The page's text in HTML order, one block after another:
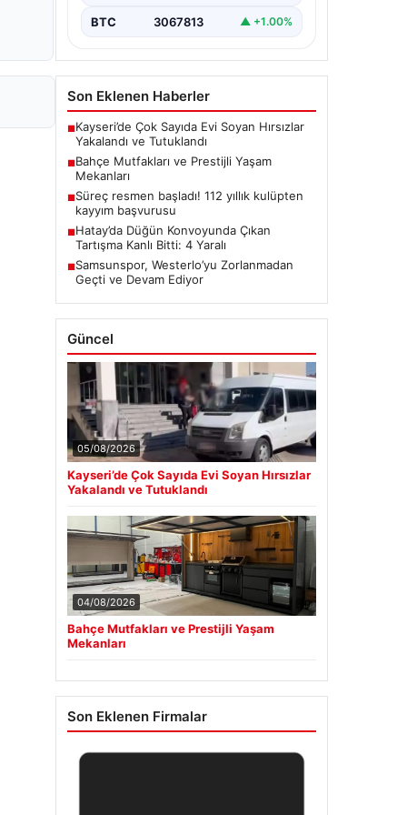
BTC 3067813 ▲ +1.00%
Son Eklenen Haberler
■Kayseri’de Çok Sayıda Evi Soyan Hırsızlar
Yakalandı ve Tutuklandı
■Bahçe Mutfakları ve Prestijli Yaşam
Mekanları
■Süreç resmen başladı! 112 yıllık kulüpten
kayyım başvurusu
■Hatay’da Düğün Konvoyunda Çıkan
Tartışma Kanlı Bitti: 4 Yaralı
■Samsunspor, Westerlo’yu Zorlanmadan
Geçti ve Devam Ediyor
Güncel
05/08/2026
Kayseri’de Çok Sayıda Evi Soyan Hırsızlar
Yakalandı ve Tutuklandı
04/08/2026
Bahçe Mutfakları ve Prestijli Yaşam
Mekanları
Son Eklenen Firmalar